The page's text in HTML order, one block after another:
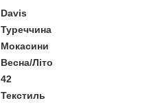
Davis
Туреччина
Мокасини
Весна/Літо
42
Текстиль